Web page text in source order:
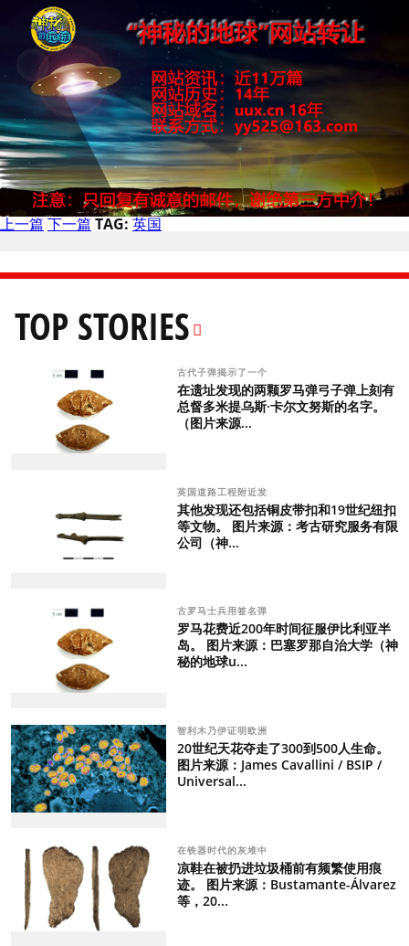
上一篇 下一篇 TAG: 英国
TOP STORIES
古代子弹揭示了一个
在遗址发现的两颗罗马弹弓子弹上刻有
总督多米提乌斯·卡尔文努斯的名字。
（图片来源...
英国道路工程附近发
其他发现还包括铜皮带扣和19世纪纽扣
等文物。 图片来源：考古研究服务有限
公司（神...
古罗马士兵用签名弹
罗马花费近200年时间征服伊比利亚半
岛。 图片来源：巴塞罗那自治大学（神
秘的地球u...
智利木乃伊证明欧洲
20世纪天花夺走了300到500人生命。
图片来源：James Cavallini / BSIP /
Universal...
在铁器时代的灰堆中
凉鞋在被扔进垃圾桶前有频繁使用痕
迹。 图片来源：Bustamante-Álvarez
等，20...